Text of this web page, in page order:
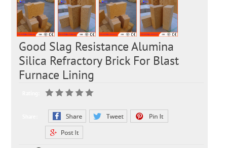
Good Slag Resistance Alumina
Silica Refractory Brick For Blast
Furnace Lining